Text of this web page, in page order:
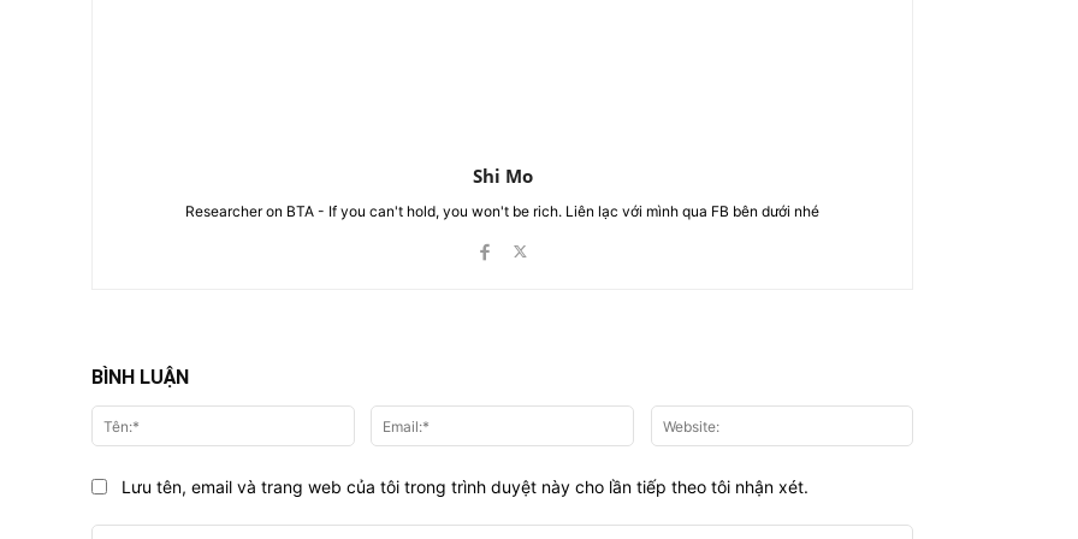
Shi Mo
Researcher on BTA - If you can't hold, you won't be rich. Liên lạc với mình qua FB bên dưới nhé
BÌNH LUẬN
Tên:* Email:*
Lưu tên, email và trang web của tôi trong trình duyệt này cho lần tiếp theo tôi nhận xét.